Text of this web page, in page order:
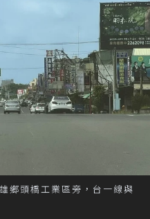
鄉頭橋工業區旁，台一線與